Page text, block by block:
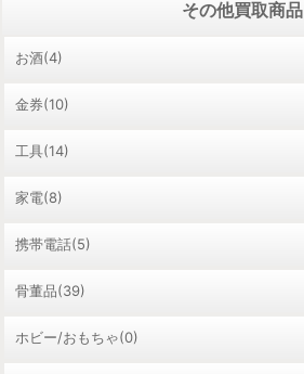
その他買取商品
お酒(4)
金券(10)
工具(14)
家電(8)
携帯電話(5)
骨董品(39)
ホビー/おもちゃ(0)